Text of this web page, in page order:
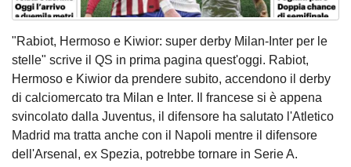
"Rabiot, Hermoso e Kiwior: super derby Milan-Inter per le
stelle" scrive il QS in prima pagina quest'oggi. Rabiot,
Hermoso e Kiwior da prendere subito, accendono il derby
di calciomercato tra Milan e Inter. Il francese si è appena
svincolato dalla Juventus, il difensore ha salutato l'Atletico
Madrid ma tratta anche con il Napoli mentre il difensore
dell'Arsenal, ex Spezia, potrebbe tornare in Serie A.